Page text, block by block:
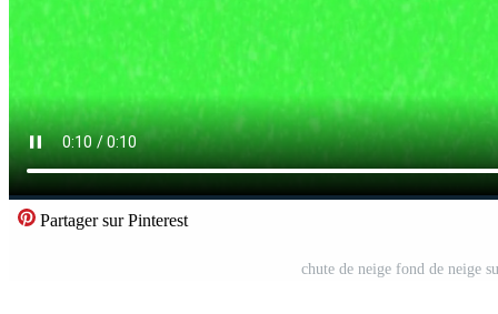
Partager sur Pinterest
chute de neige fond de neige